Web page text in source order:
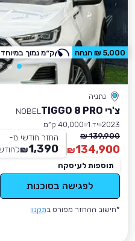
נתניה
צ'רי TIGGO 8 PRO
NOBEL
2023 יד 1
40,000 ק״מ
139,900 ₪
134,900
₪
החזר חודשי מ-
1,390
₪
תוספות לעיסקה
לפגישה בסוכנות
*חישוב ההחזר מפורט בתקנון
5,000 ₪ הנחה ק״מ נמוך במיוחד